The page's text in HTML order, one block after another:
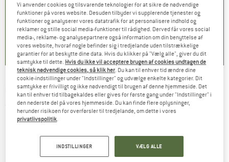
pris
€
2
)
Pris
189,95 €
4,9(7)
Pris
fra223,05 €
5,0(2 )
MAZINE -Shortsleeve Linen Shirt - Skjorte
(0)
Vi anvender cookies og tilsvarende teknologier for at sikre de nødvendige
funktioner på vores website. Desuden tilbyder vi supplerende tjenester og
funktioner og analyserer vores datatrafik for at personalisere indhold og
reklamer og stille social media-funktioner til rådighed. Derved får vores social
media-, reklame- og analysepartnere også information om din benyttelse af
vores website, hvoraf nogle befinder sig i tredjelande uden tilstrækkelige
garantier for at beskytte dine data. Hvis du klikker på "Vælg alle", giver du dit
samtykke til dette. Hvis du ikke vil acceptere brugen af cookies undtagen de
teknisk nødvendige cookies, så klik her . Du kan til enhver tid ændre dine
cookie-indstillinger under "Indstillinger" og udvælge enkelte kategorier. Dit
samtykke er frivilligt og ikke nødvendigt til brugen af denne hjemmeside. Det
kan til enhver tid tilbagekaldes eller gives for første gang under "Indstillinger" i
den nederste del på vores hjemmeside. Du kan finde flere oplysninger,
herunder risikoen for overførsler til tredjelande, om dette i vores
privatlivspolitik
INDSTILLINGER VÆLG ALLE